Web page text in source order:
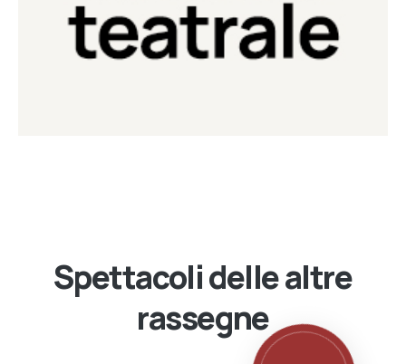
Laboratorio Teatrale
Laboratorio di teatro del Teatro Eduardo de Filippo
Spettacoli delle altre
rassegne